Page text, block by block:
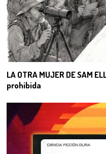
LA OTRA MUJER DE SAM
prohibida